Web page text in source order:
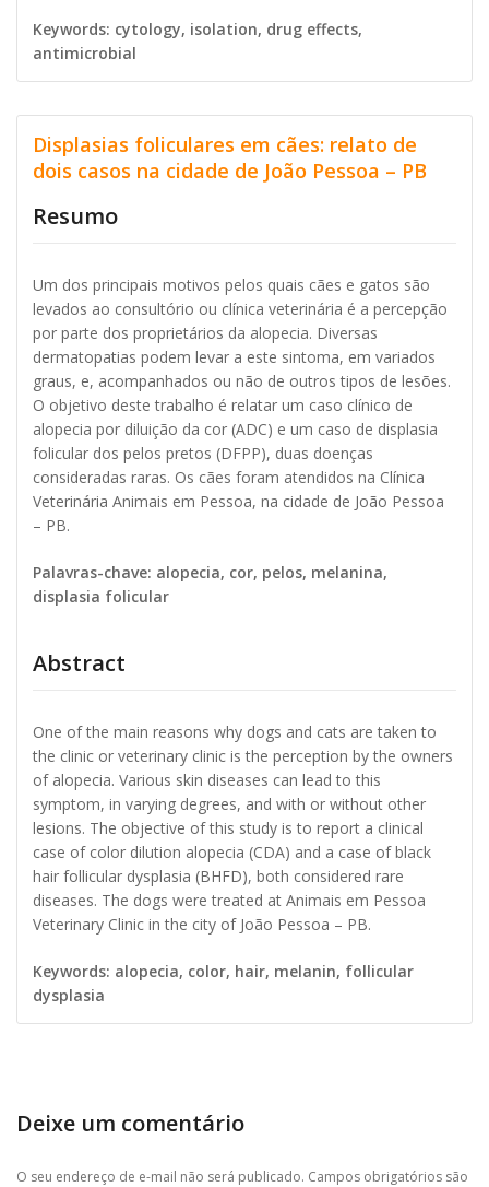
Keywords: cytology, isolation, drug effects,
antimicrobial
Displasias foliculares em cães: relato de
dois casos na cidade de João Pessoa – PB
Resumo
Um dos principais motivos pelos quais cães e gatos são
levados ao consultório ou clínica veterinária é a percepção
por parte dos proprietários da alopecia. Diversas
dermatopatias podem levar a este sintoma, em variados
graus, e, acompanhados ou não de outros tipos de lesões.
O objetivo deste trabalho é relatar um caso clínico de
alopecia por diluição da cor (ADC) e um caso de displasia
folicular dos pelos pretos (DFPP), duas doenças
consideradas raras. Os cães foram atendidos na Clínica
Veterinária Animais em Pessoa, na cidade de João Pessoa
– PB.
Palavras-chave: alopecia, cor, pelos, melanina,
displasia folicular
Abstract
One of the main reasons why dogs and cats are taken to
the clinic or veterinary clinic is the perception by the owners
of alopecia. Various skin diseases can lead to this
symptom, in varying degrees, and with or without other
lesions. The objective of this study is to report a clinical
case of color dilution alopecia (CDA) and a case of black
hair follicular dysplasia (BHFD), both considered rare
diseases. The dogs were treated at Animais em Pessoa
Veterinary Clinic in the city of João Pessoa – PB.
Keywords: alopecia, color, hair, melanin, follicular
dysplasia
Deixe um comentário
O seu endereço de e-mail não será publicado. Campos obrigatórios são